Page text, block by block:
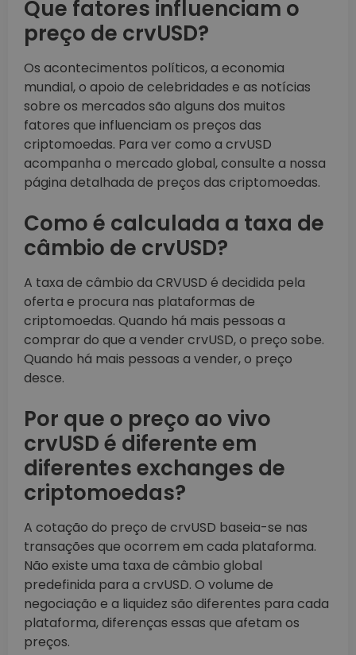
Que fatores influenciam o
preço de crvUSD?
Os acontecimentos políticos, a economia
mundial, o apoio de celebridades e as notícias
sobre os mercados são alguns dos muitos
fatores que influenciam os preços das
criptomoedas. Para ver como a crvUSD
acompanha o mercado global, consulte a nossa
página detalhada de preços das criptomoedas.
Como é calculada a taxa de
câmbio de crvUSD?
A taxa de câmbio da CRVUSD é decidida pela
oferta e procura nas plataformas de
criptomoedas. Quando há mais pessoas a
comprar do que a vender crvUSD, o preço sobe.
Quando há mais pessoas a vender, o preço
desce.
Por que o preço ao vivo
crvUSD é diferente em
diferentes exchanges de
criptomoedas?
A cotação do preço de crvUSD baseia-se nas
transações que ocorrem em cada plataforma.
Não existe uma taxa de câmbio global
predefinida para a crvUSD. O volume de
negociação e a liquidez são diferentes para cada
plataforma, diferenças essas que afetam os
preços.